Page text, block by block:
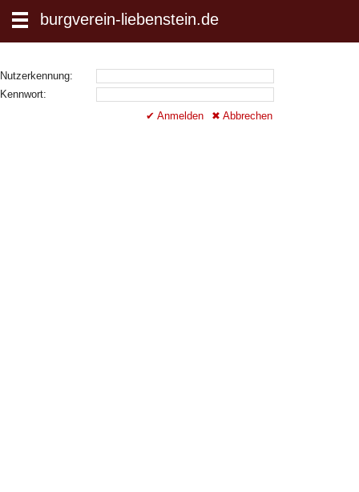
Suche: burgverein-liebenstein.de
Nutzerkennung:
Kennwort:
✔ Anmelden
✖ Abbrechen